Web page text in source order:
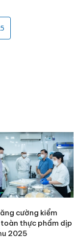
cường kiểm
thực phẩm dịp
2025